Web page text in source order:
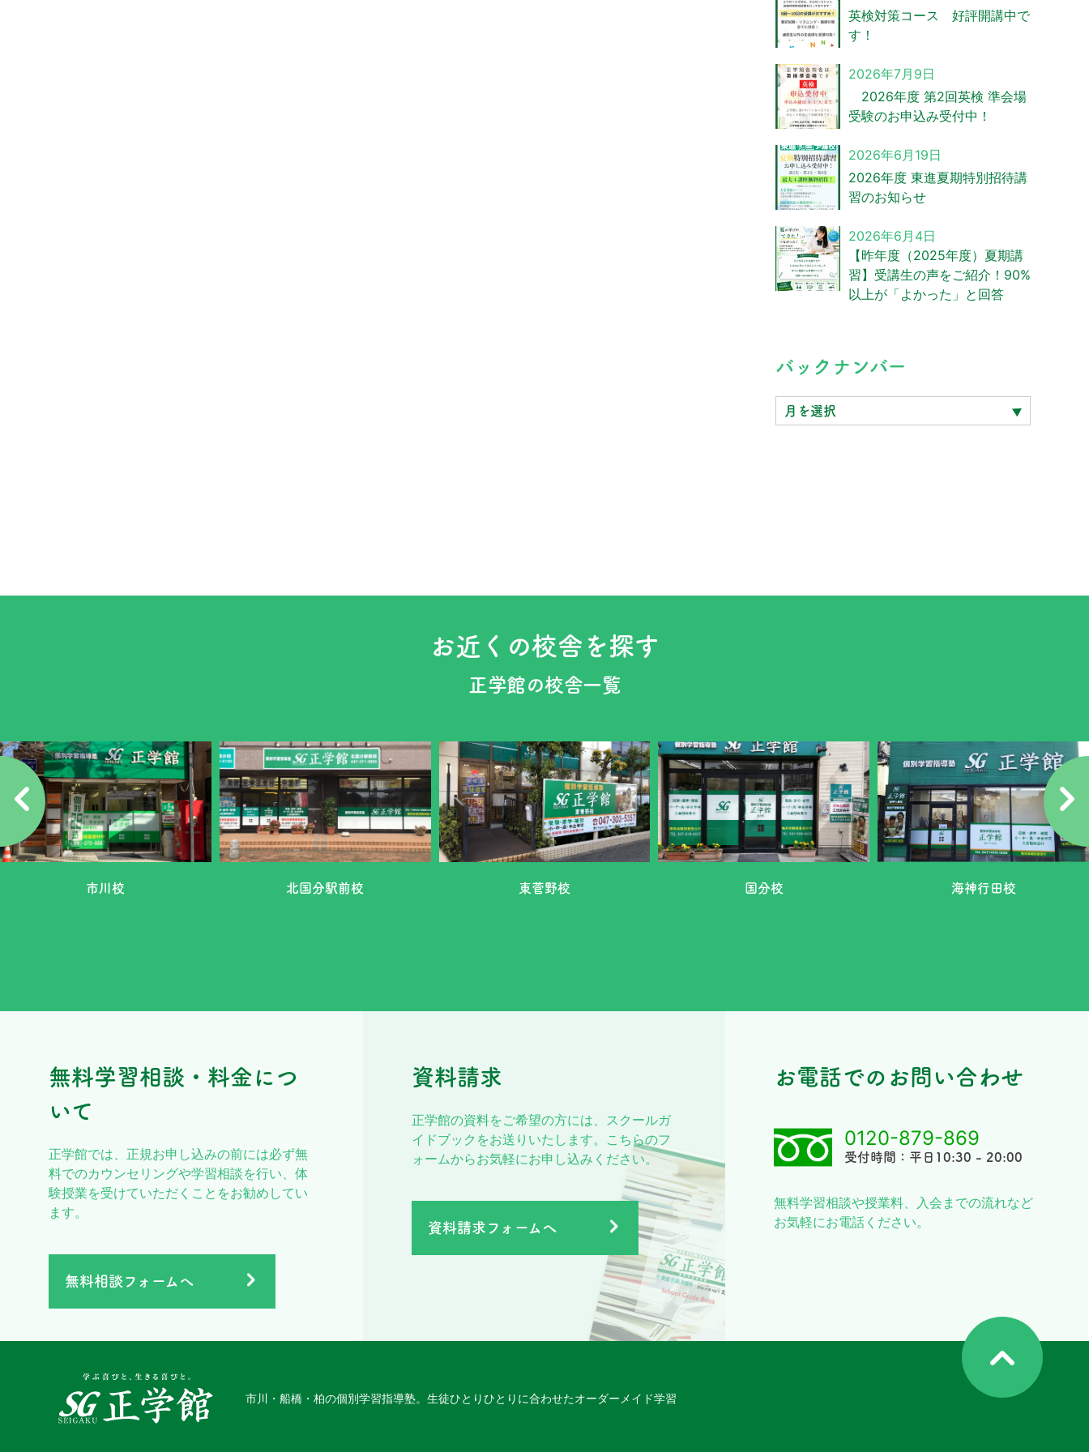
英検対策コース 好評開講中で
す！
2026年度 第2回英検 準会場
受験のお申込み受付中！
2026年7月9日
2026年度 東進夏期特別招待講
習のお知らせ
2026年6月19日
【昨年度（2025年度）夏期講
習】受講生の声をご紹介！90%
以上が「よかった」と回答
2026年6月4日
バックナンバー
ク
お近くの校舎を探す
正学館の校舎一覧
市川校 北国分駅前校 東菅野校 国分校 海神行田校
無料学習相談・料金につ
いて
正学館では、正規お申し込みの前には必ず無
料でのカウンセリングや学習相談を行い、体
験授業を受けていただくことをお勧めしてい
ます。
無料相談フォームへ
資料請求
正学館の資料をご希望の方には、スクールガ
イドブックをお送りいたします。こちらのフ
ォームからお気軽にお申し込みください。
資料請求フォームへ
お電話でのお問い合わせ
0120-879-869
受付時間：平日10:30 - 20:00
無料学習相談や授業料、入会までの流れなど
お気軽にお電話ください。
市川・船橋・柏の個別学習指導塾。 生徒ひとりひとりに合わせたオーダーメイド学習